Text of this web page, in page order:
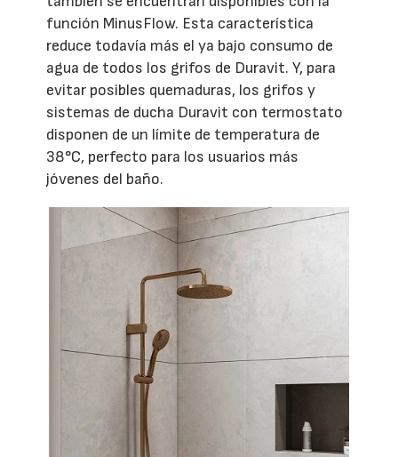
función MinusFlow. Esta característica
reduce todavía más el ya bajo consumo de
agua de todos los grifos de Duravit. Y, para
evitar posibles quemaduras, los grifos y
sistemas de ducha Duravit con termostato
disponen de un límite de temperatura de
38°C, perfecto para los usuarios más
jóvenes del baño.